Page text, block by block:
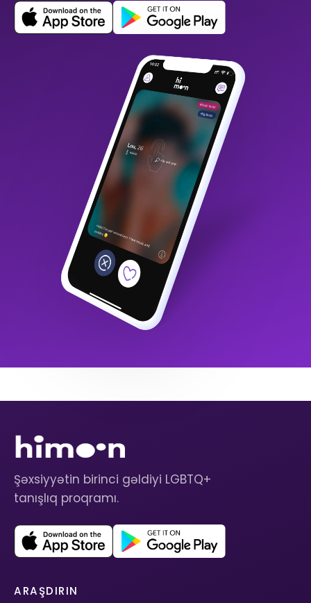
Şəxsiyyətin birinci gəldiyi LGBTQ+
tanışlıq proqramı.
ARAŞDIRIN